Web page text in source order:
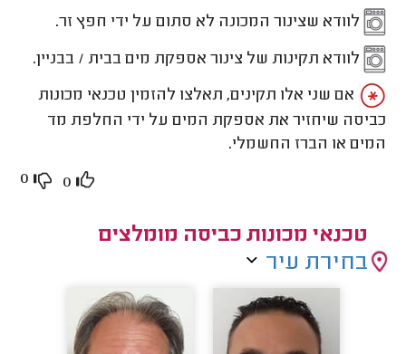
לוודא שצינור המכונה לא סתום על ידי חפץ זר.
לוודא תקינות של צינור אספקת מים בבית / בבניין.
אם שני אלו תקינים, תאלצו להזמין טכנאי מכונות
כביסה שיחזיר את אספקת המים על ידי החלפת מד
המים או הברז החשמלי.
0
0
טכנאי מכונות כביסה מומלצים
בחירת עיר